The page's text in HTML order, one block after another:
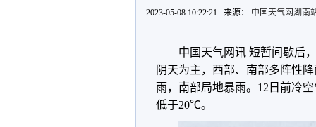
2023-05-08 10:22:21 来源： 中国天气网湖南
中国天气网讯 短暂间歇后
阴天为主，西部、南部多阵性
雨，南部局地暴雨。12日前冷
低于20℃。